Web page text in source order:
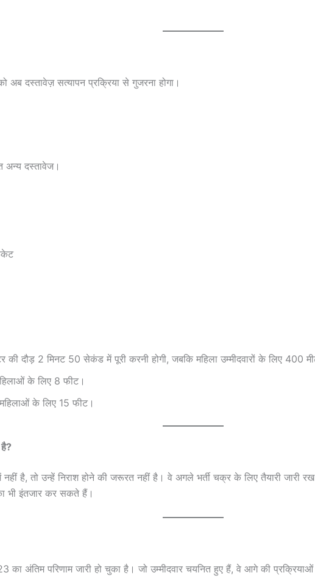
अब दस्तावेज़ सत्यापन प्रक्रिया से गुजरना होगा।
अन्य दस्तावेज।
की दौड़ 2 मिनट 50 सेकंड में पूरी करनी होगी, जबकि महिला उम्मीदवारों के लिए 400
के लिए 8 फीट।
के लिए 15 फीट।
में नहीं है, तो उन्हें निराश होने की जरूरत नहीं है। वे अगले भर्ती चक्र के लिए तैयारी
भी इंतजार कर सकते हैं।
का अंतिम परिणाम जारी हो चुका है। जो उम्मीदवार चयनित हुए हैं, वे आगे की